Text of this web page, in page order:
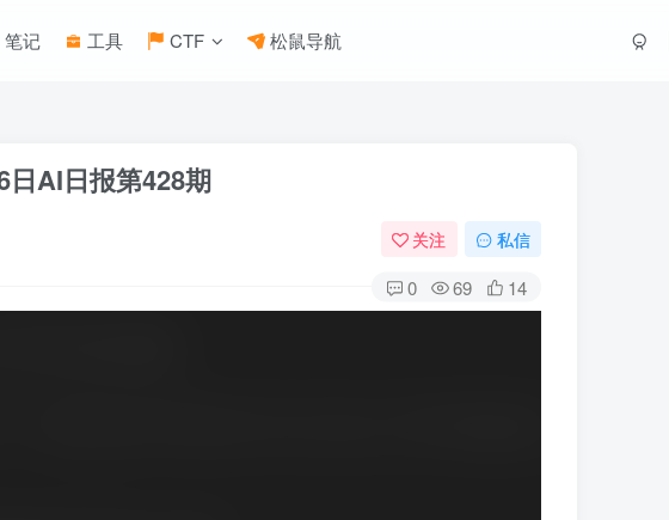
笔记 工具 CTF 松鼠导航
AI日报第428期
关注 私信
0 69 14